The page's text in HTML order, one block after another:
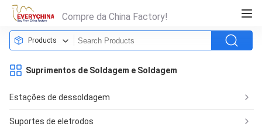
Compre da China Factory!
Products
Suprimentos de Soldagem e Soldagem
Estações de dessoldagem
Suportes de eletrodos